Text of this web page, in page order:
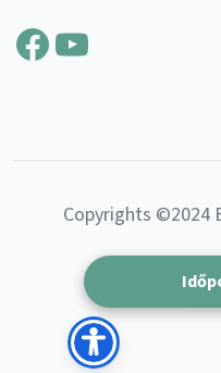
Facebook
YouTube
Copyrights ©2024